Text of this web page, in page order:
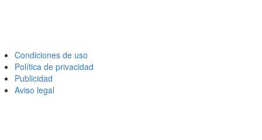
Condiciones de uso
Política de privacidad
Publicidad
Aviso legal